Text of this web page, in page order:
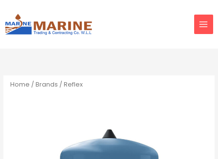
content
Home /Brands / Reflex